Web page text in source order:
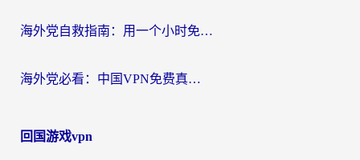
海外党自救指南：用一个小时免费加速器，轻松打破国内资源访问壁垒？
海外党必看：中国VPN免费真的靠谱吗？手把手教你选对回国加速器
回国游戏vpn